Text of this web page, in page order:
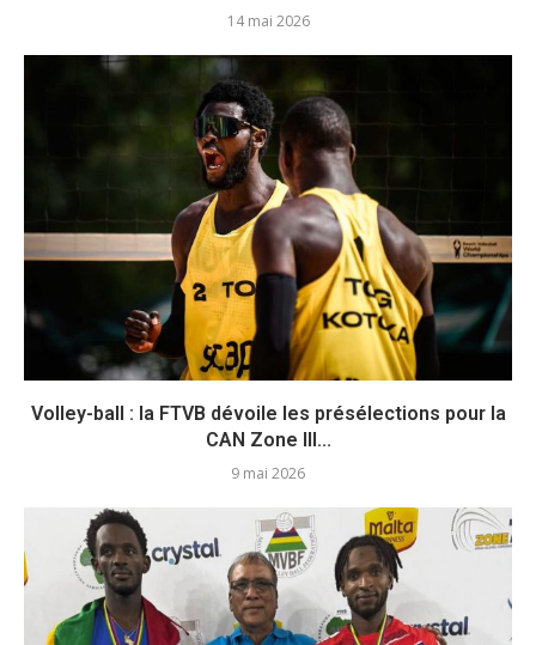
14 mai 2026
Volley-ball : la FTVB dévoile les présélections pour la
CAN Zone III...
9 mai 2026